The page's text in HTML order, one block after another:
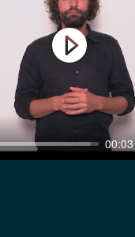
00:03
Play